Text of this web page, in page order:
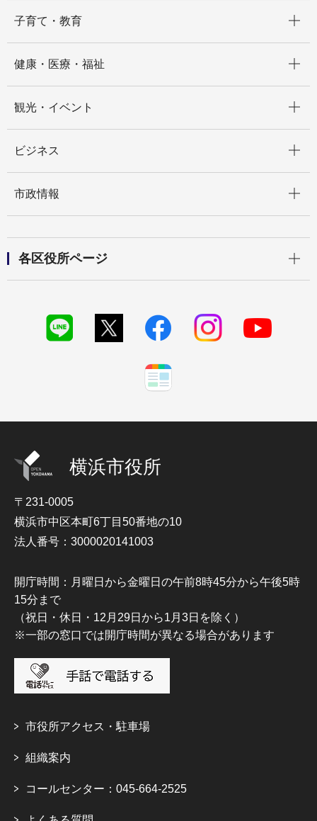
子育て・教育
健康・医療・福祉
観光・イベント
ビジネス
市政情報
各区役所ページ
横浜市役所
〒231-0005
横浜市中区本町6丁目50番地の10
法人番号：3000020141003
開庁時間：月曜日から金曜日の午前8時45分から午後5時
15分まで
（祝日・休日・12月29日から1月3日を除く）
※一部の窓口では開庁時間が異なる場合があります
市役所アクセス・駐車場
組織案内
コールセンター：045-664-2525